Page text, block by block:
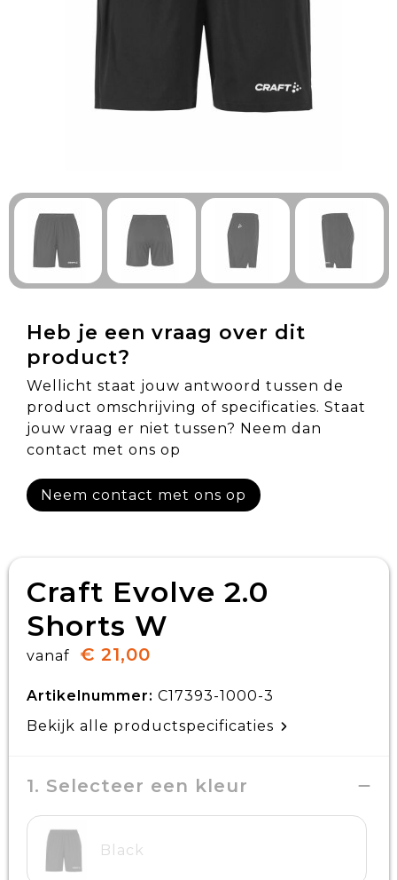
Technologie & Gadgets
Outdoor & Vrije tijd
Pennen & Schrijfwaren
Gezondheid & Welzijn
Eten & Drinken
Heb je een vraag over dit
product?
Wellicht staat jouw antwoord tussen de
product omschrijving of specificaties. Staat
jouw vraag er niet tussen? Neem dan
contact met ons op
Neem contact met ons op
Craft Evolve 2.0
Shorts W
vanaf € 21,00
Artikelnummer: C17393-1000-3
Bekijk alle productspecificaties
1. Selecteer een kleur
Black